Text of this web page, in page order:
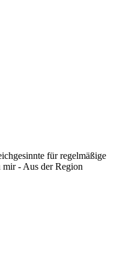
für regelmäßige
- Aus der Region